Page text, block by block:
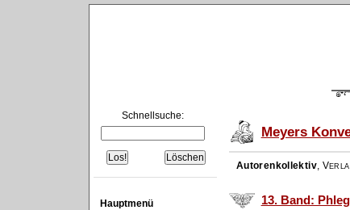
Schnellsuche:
Hauptmenü
Meyers
Autorenkollektiv,
13. Band: